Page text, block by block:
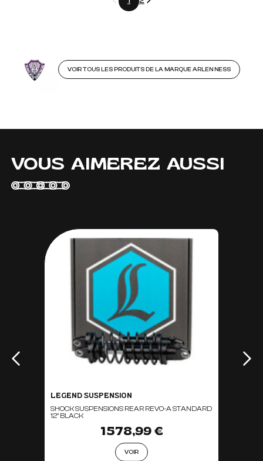
VOIR TOUS LES PRODUITS DE LA MARQUE ARLEN NESS
VOUS AIMEREZ AUSSI
LEGEND SUSPENSION
SHOCK SUSPENSIONS REAR REVO-A STANDARD
12" BLACK
1 578,99 €
VOIR